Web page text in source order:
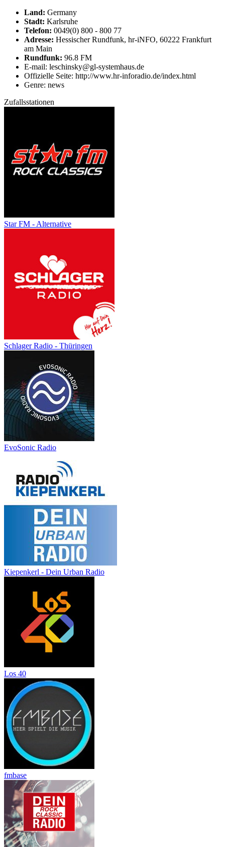
Land: Germany
Stadt: Karlsruhe
Telefon: 0049(0) 800 - 800 77
Adresse: Hessischer Rundfunk, hr-iNFO, 60222 Frankfurt
am Main
Rundfunk: 96.8 FM
E-mail: leschinsky@gl-systemhaus.de
Offizielle Seite: http://www.hr-inforadio.de/index.html
Genre: news
Zufallsstationen
Star FM - Alternative
Schlager Radio - Thüringen
EvoSonic Radio
Kiepenkerl - Dein Urban Radio
Los 40
fmbase